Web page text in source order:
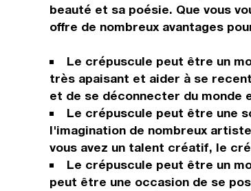
beauté et sa poésie. Que vous
offre de nombreux avantages
Le crépuscule peut être un
très apaisant et aider à se
et de se déconnecter du monde
Le crépuscule peut être une
l'imagination de nombreux
vous avez un talent créatif, le
Le crépuscule peut être un
peut être une occasion de se